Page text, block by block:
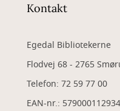
Kontakt
Egedal Bibliotekerne
Flodvej 68 - 2765
Telefon: 72 59 77 00
EAN-nr.: